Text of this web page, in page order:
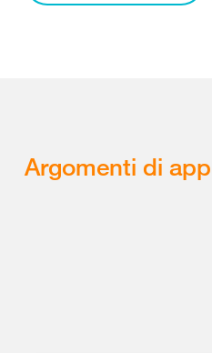
Argomenti di